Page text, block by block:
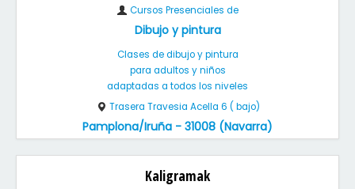
Cursos Presenciales de
Dibujo y pintura
Clases de dibujo y pintura
para adultos y niños
adaptadas a todos los niveles
Trasera Travesia Acella 6 ( bajo)
Pamplona/Iruña - 31008 (Navarra)
Kaligramak